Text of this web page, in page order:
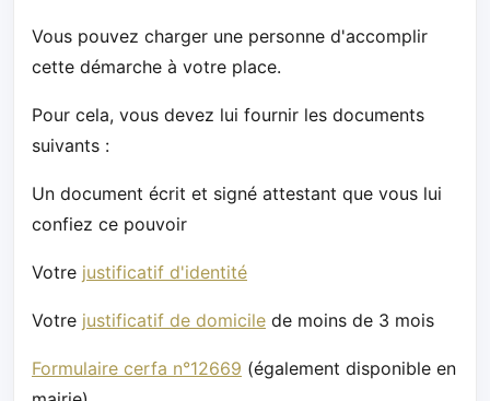
Vous pouvez charger une personne d'accomplir
cette démarche à votre place.
Pour cela, vous devez lui fournir les documents
suivants :
Un document écrit et signé attestant que vous lui
confiez ce pouvoir
Votre justificatif d'identité
Votre justificatif de domicile de moins de 3 mois
Formulaire cerfa n°12669 (également disponible en